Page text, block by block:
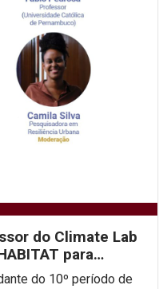
do Climate Lab
para
do 10º período de